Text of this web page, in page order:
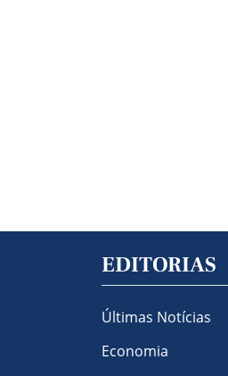
EDITORIAS
Últimas Notícias
Economia